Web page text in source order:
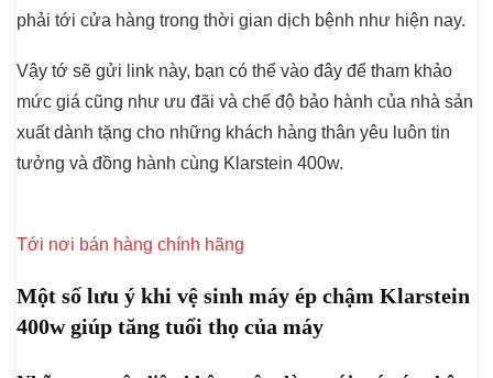
phải tới cửa hàng trong thời gian dịch bệnh như hiện nay.
Vậy tớ sẽ gửi link này, bạn có thể vào đây để tham khảo
mức giá cũng như ưu đãi và chế độ bảo hành của nhà sản
xuất dành tặng cho những khách hàng thân yêu luôn tin
tưởng và đồng hành cùng Klarstein 400w.
Tới nơi bán hàng chính hãng
Một số lưu ý khi vệ sinh máy ép chậm Klarstein
400w giúp tăng tuổi thọ của máy